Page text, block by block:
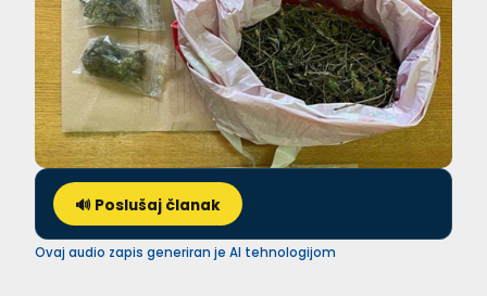
🔊 Poslušaj članak
Ovaj audio zapis generiran je AI tehnologijom